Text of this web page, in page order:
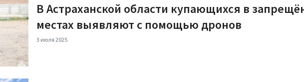
В Астраханской области купающихся в
местах выявляют с помощью дронов
3 июля 2025